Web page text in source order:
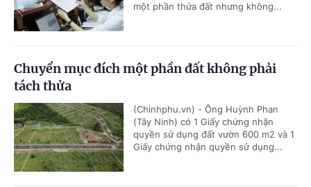
một phần thửa đất nhưng không...
Chuyển mục đích một phần đất không phải
tách thửa
(Chinhphu.vn) - Ông Huỳnh Phan
(Tây Ninh) có 1 Giấy chứng nhận
quyền sử dụng đất vườn 600 m2 và 1
Giấy chứng nhận quyền sử dụng...